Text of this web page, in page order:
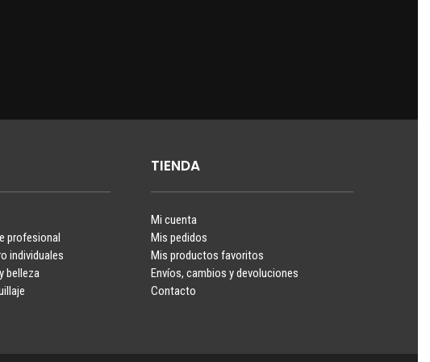
profesional
individuales
belleza
TIENDA
Mi cuenta
Mis pedidos
Mis productos favoritos
Envíos, cambios y devoluciones
Contacto